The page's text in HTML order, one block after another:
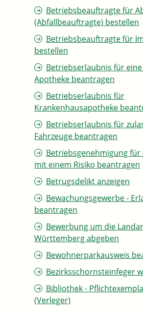
Betriebsbeauftragte für
(Abfallbeauftragte) bestellen
Betriebsbeauftragte für
bestellen
Betriebserlaubnis für
Apotheke beantragen
Betriebserlaubnis für
Krankenhausapotheke
Betriebserlaubnis für
Fahrzeuge beantragen
Betriebsgenehmigung
mit einem Risiko beantragen
Betrugsdelikt anzeigen
Bewachungsgewerbe -
beantragen
Bewerbung um die
Württemberg abgeben
Bewohnerparkausweis
Bezirksschornsteinfeger
Bibliothek -
(Verleger)